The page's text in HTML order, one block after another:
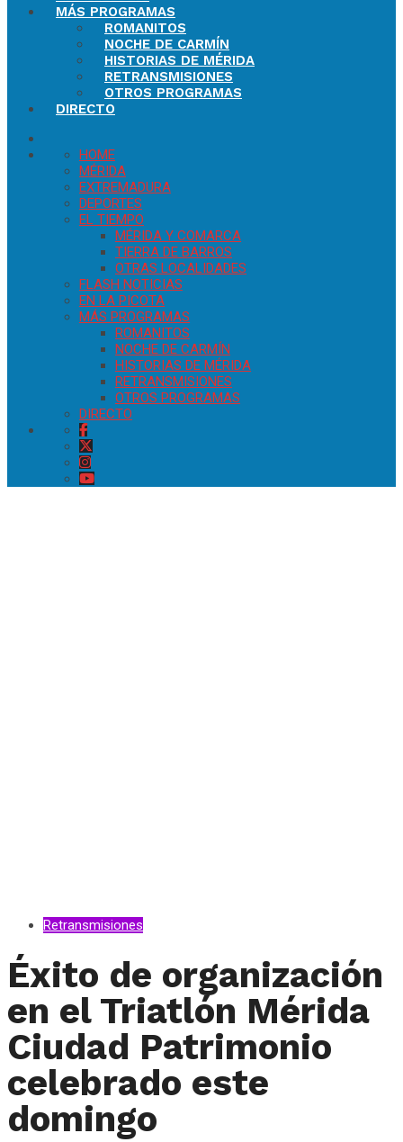
MÁS PROGRAMAS
ROMANITOS
NOCHE DE CARMÍN
HISTORIAS DE MÉRIDA
RETRANSMISIONES
OTROS PROGRAMAS
DIRECTO
HOME
MÉRIDA
EXTREMADURA
DEPORTES
EL TIEMPO
MÉRIDA Y COMARCA
TIERRA DE BARROS
OTRAS LOCALIDADES
FLASH NOTICIAS
EN LA PICOTA
MÁS PROGRAMAS
ROMANITOS
NOCHE DE CARMÍN
HISTORIAS DE MÉRIDA
RETRANSMISIONES
OTROS PROGRAMAS
DIRECTO
Retransmisiones
Éxito de organización
en el Triatlón Mérida
Ciudad Patrimonio
celebrado este
domingo